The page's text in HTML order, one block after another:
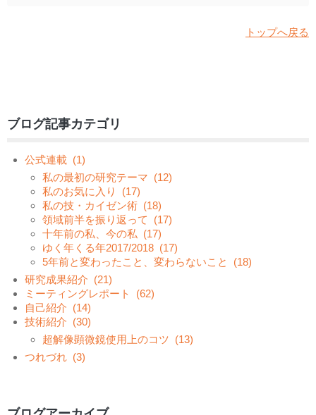
トップへ戻る
ブログ記事カテゴリ
公式連載 (1)
私の最初の研究テーマ (12)
私のお気に入り
(17)
私の技・カイゼン術 (18)
領域前半を振り返って
(17)
十年前の私、今の私 (17)
ゆく年くる年2017/2018 (17)
5年前と変わったこと、変わらないこと
(18)
研究成果紹介 (21)
ミーティングレポート
(62)
自己紹介 (14)
技術紹介 (30)
超解像顕微鏡使用上のコツ (13)
つれづれ (3)